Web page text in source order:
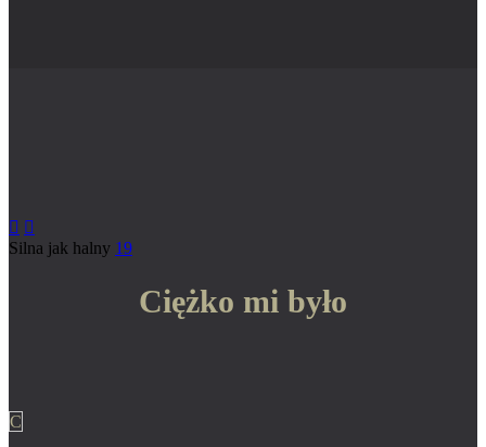
 
Silna jak halny 19
Ciężko mi było
C